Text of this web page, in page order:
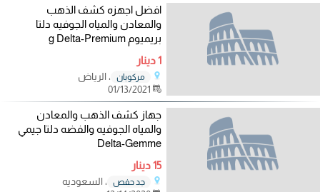
افضل اجهزه كشف الذهب
والمعادن والمياه الجوفيه دلتا
بريميوم g Delta-Premium
1 دينار
مركوبان
، الرياض
جهاز كشف الذهب والمعادن
والمياه الجوفيه والفضه دلتا جيمي
Delta-Gemme
15 دينار
جد حفص
، السعوديه